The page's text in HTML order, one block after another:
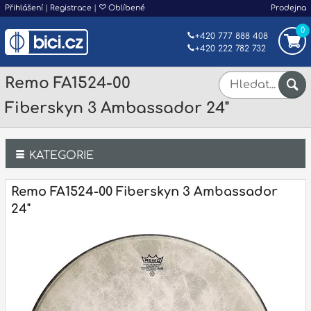
Přihlášení | Registrace | Oblíbené Prodejna
0
+420 777 888 408
+420 222 782 732
Remo FA1524-00
Fiberskyn 3 Ambassador 24"
KATEGORIE
Bicí
Kytary a strunné nástroje
Remo FA1524-00 Fiberskyn 3 Ambassador
24"